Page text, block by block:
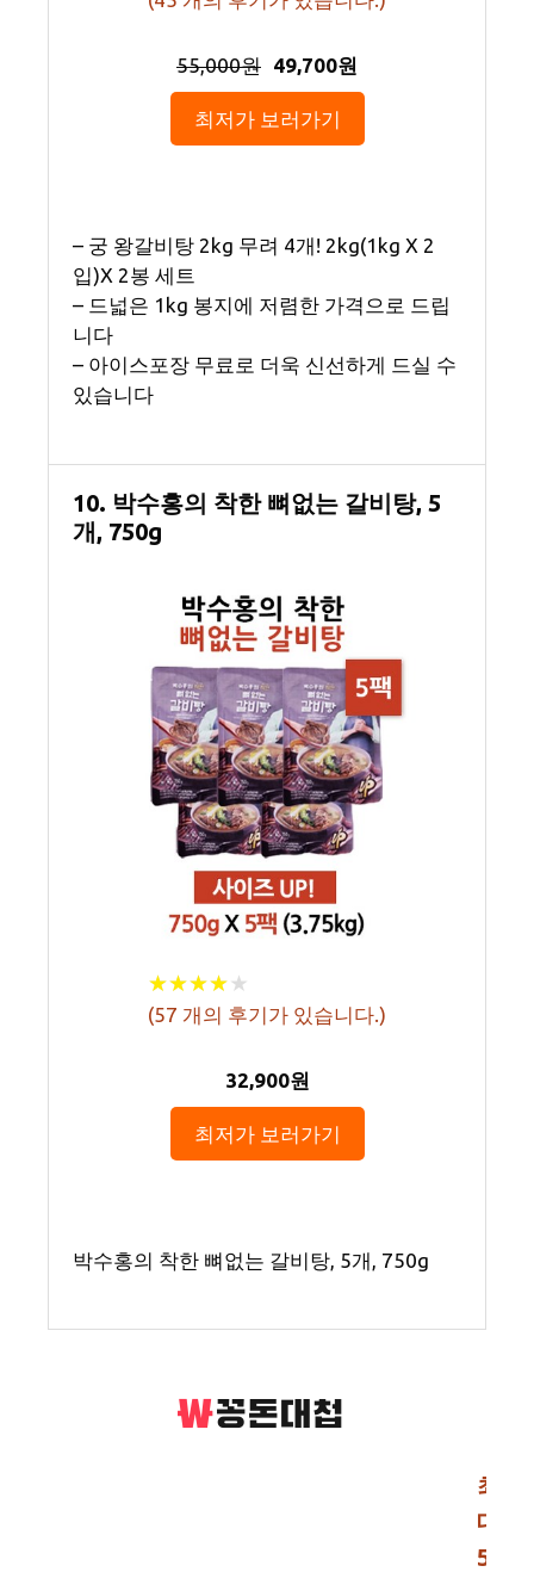
55,000원 49,700원
최저가 보러가기
– 궁 왕갈비탕 2kg 무려 4개! 2kg(1kg X 2
입)X 2봉 세트
– 드넓은 1kg 봉지에 저렴한 가격으로 드립
니다
– 아이스포장 무료로 더욱 신선하게 드실 수
있습니다
10. 박수홍의 착한 뼈없는 갈비탕, 5
개, 750g
★★★★★
★★★★★
(57 개의 후기가 있습니다.)
32,900원
최저가 보러가기
박수홍의 착한 뼈없는 갈비탕, 5개, 750g
최
대
5